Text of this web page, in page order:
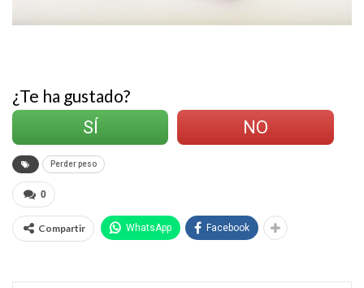
¿Te ha gustado?
SÍ
NO
Perder peso
0
Compartir WhatsApp Facebook